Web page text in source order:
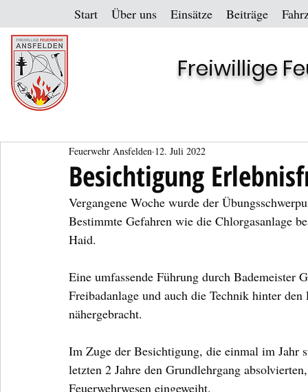
Start Über uns Einsätze Beiträge
Freiwillige
Besichtigung
Feuerwehr Ansfelden 12. Juli 2022
Vergangene Woche wurde der
Bestimmte Gefahren wie die Chlorgasanlage
Haid.
Eine umfassende Führung durch Bademeister
Freibadanlage und auch die Technik hinter
nähergebracht.
Im Zuge der Besichtigung, die einmal im Jahr
letzten 2 Jahre den Grundlehrgang
Feuerwehrwesen eingeweiht.